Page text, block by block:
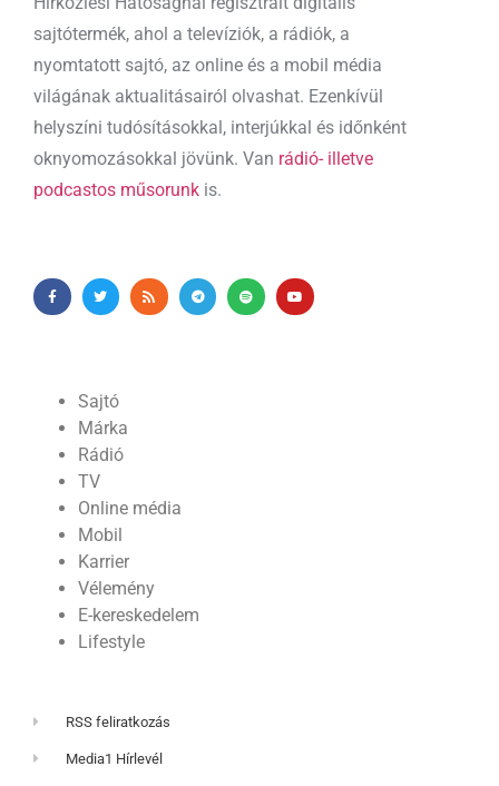
sajtótermék, ahol a televíziók, a rádiók, a
nyomtatott sajtó, az online és a mobil média
világának aktualitásairól olvashat. Ezenkívül
helyszíni tudósításokkal, interjúkkal és időnként
oknyomozásokkal jövünk. Van rádió- illetve
podcastos műsorunk is.
Sajtó
Márka
Rádió
TV
Online média
Mobil
Karrier
Vélemény
E-kereskedelem
Lifestyle
RSS feliratkozás
Media1 Hírlevél